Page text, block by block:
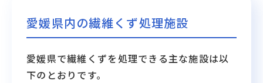
愛媛県内の繊維くず処理施設
愛媛県で繊維くずを処理できる主な施設は以
下のとおりです。